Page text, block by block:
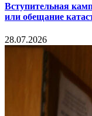
Вступительная
или обещание
28.07.2026